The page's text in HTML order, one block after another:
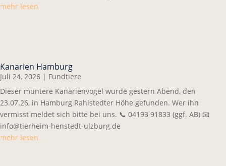
mehr lesen
Kanarien Hamburg
Juli 24, 2026 | Fundtiere
Dieser muntere Kanarienvogel wurde gestern Abend, den
23.07.26, in Hamburg Rahlstedter Höhe gefunden. Wer ihn
vermisst meldet sich bitte bei uns. 📞 04193 91833 (ggf. AB) 📧
info@tierheim-henstedt-ulzburg.de
mehr lesen